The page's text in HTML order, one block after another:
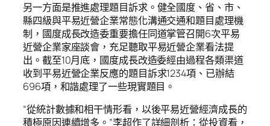
另一方面是推進處理題目訴求。健全國度、省、市、
縣四級與平易近營企業常態化溝通交通和題目處理機
制，國度成長改造委重要擔任同道掌管召開6次平易
近營企業家座談會，充足聽取平易近營企業看法提
出。截至10月底，國度成長改造委經由過程各類渠道
收到平易近營企業反應的題目訴求1234項、已辦結
696項，和諧處理了一些現實題目。
“從統計數據和相干情形看，以後平易近營經濟成長的
積極原因連續增多。”李超作了詳細剖析：從投資看，